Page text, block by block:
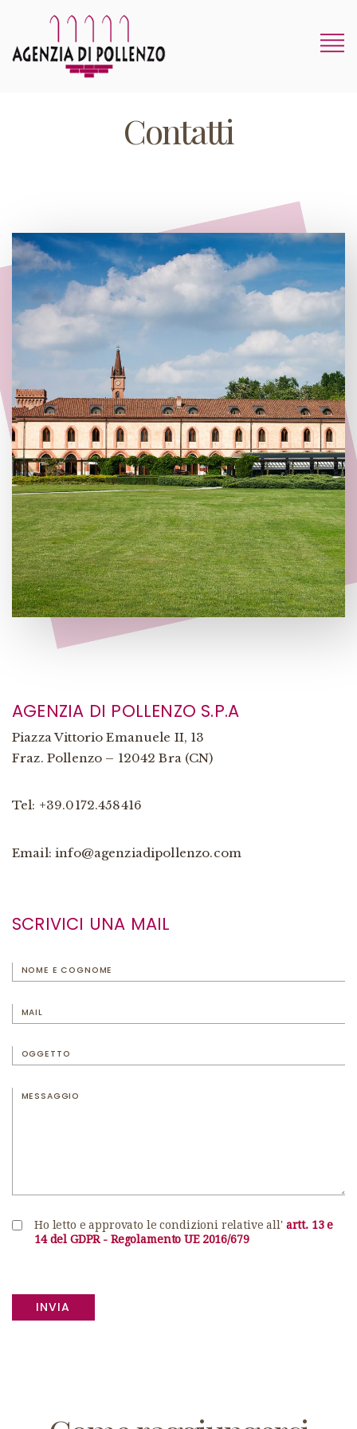
Contatti
AGENZIA DI POLLENZO S.P.A
Piazza Vittorio Emanuele II, 13
Fraz. Pollenzo – 12042 Bra (CN)
Tel: +39.0172.458416
Email:info@agenziadipollenzo.com
SCRIVICI UNA MAIL
Ho letto e approvato le condizioni relative all'artt. 13 e
14 del GDPR - Regolamento UE 2016/679